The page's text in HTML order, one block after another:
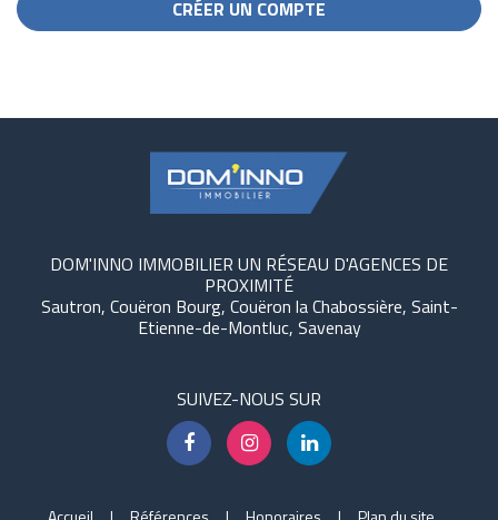
DOM'INNO IMMOBILIER UN RÉSEAU D'AGENCES DE
PROXIMITÉ
Sautron, Couëron Bourg, Couëron la Chabossière, Saint-
Etienne-de-Montluc, Savenay
SUIVEZ-NOUS SUR